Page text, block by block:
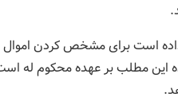
است برای مشخص کردن اموال
این مطلب بر عهده محکوم له